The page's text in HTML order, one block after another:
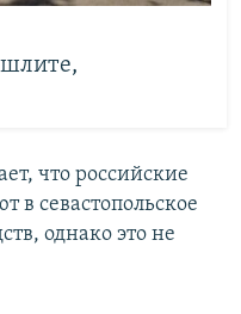
что российские
в севастопольское
однако это не